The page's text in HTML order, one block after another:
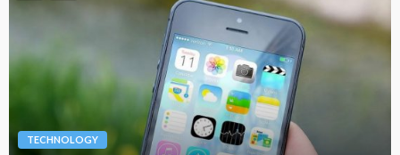
TECHNOLOGY